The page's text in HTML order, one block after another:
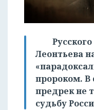
Леонтьева
пророком. В
предрек не
судьбу